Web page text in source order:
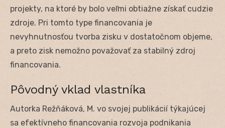
projekty, na ktoré by bolo veľmi obtiažne získať cudzie
zdroje. Pri tomto type financovania je
nevyhnutnosťou tvorba zisku v dostatočnom objeme,
a preto zisk nemožno považovať za stabilný zdroj
financovania.
Pôvodný vklad vlastníka
Autorka Režňáková, M. vo svojej publikácií týkajúcej
sa efektívneho financovania rozvoja podnikania